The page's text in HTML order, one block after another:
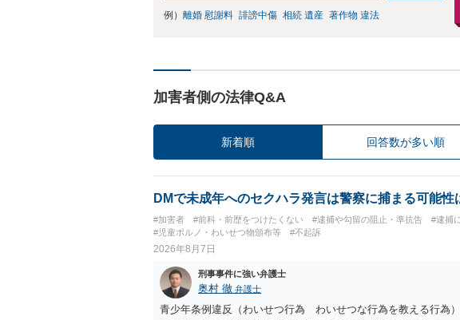
例） 離婚 慰謝料 誹謗中傷 相続 遺産 著作物 違法
加害者側の法律Q&A
新着順 回答数が多い順
DMで未成年へのセクハラ発言は警察に捕まる可能性
#加害者 #前科・前歴をつけたくない #逮捕や勾留の阻止・準抗告
#逮捕
#児童ポルノ・わいせつ物頒布等
#不起訴
2026年8月7日
刑事事件に強い弁護士
奥村 徹 弁護士
青少年条例違反（わいせつ行為 わいせつな行為を教える行為